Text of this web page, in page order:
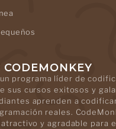
CODEMONKEY
programa líder de
sus cursos exitosos y
aprenden a
reales.
y agradable para